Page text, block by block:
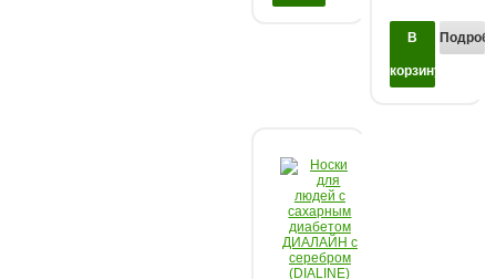
В
корзину